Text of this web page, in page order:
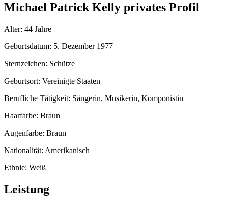
Michael Patrick Kelly privates Profil
Alter: 44 Jahre
Geburtsdatum: 5. Dezember 1977
Sternzeichen: Schütze
Geburtsort: Vereinigte Staaten
Berufliche Tätigkeit: Sängerin, Musikerin, Komponistin
Haarfarbe: Braun
Augenfarbe: Braun
Nationalität: Amerikanisch
Ethnie: Weiß
Leistung